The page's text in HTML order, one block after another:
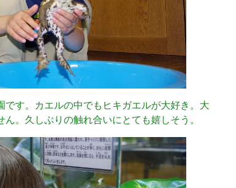
です。カエルの中でもヒキガエルが大好き。大
。久しぶりの触れ合いにとても嬉しそう。